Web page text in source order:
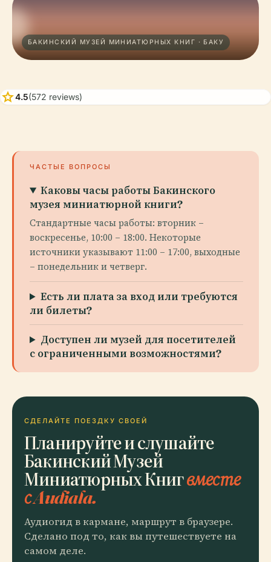
БАКИНСКИЙ МУЗЕЙ МИНИАТЮРНЫХ КНИГ · БАКУ
star4.5(572 reviews)
ЧАСТЫЕ ВОПРОСЫ
Каковы часы работы Бакинского
музея миниатюрной книги?
Стандартные часы работы: вторник –
воскресенье, 10:00 – 18:00. Некоторые
источники указывают 11:00 – 17:00, выходные
– понедельник и четверг.
Есть ли плата за вход или требуются
ли билеты?
Доступен ли музей для посетителей
с ограниченными возможностями?
СДЕЛАЙТЕ ПОЕЗДКУ СВОЕЙ
Планируйте и слушайте
Бакинский Музей
Миниатюрных Книгвместе
с Audiala.
Аудиогид в кармане, маршрут в браузере.
Сделано под то, как вы путешествуете на
самом деле.